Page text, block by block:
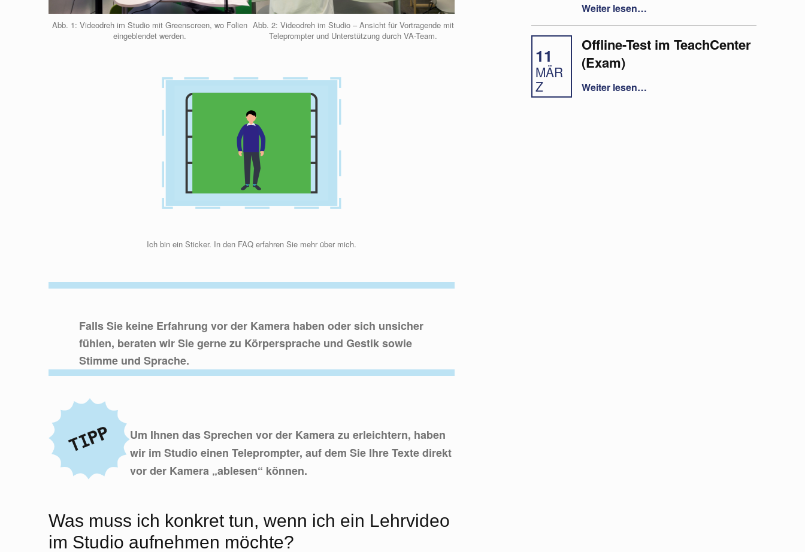
Abb. 1: Videodreh im Studio mit Greenscreen, wo Folien
eingeblendet werden.
Abb. 2: Videodreh im Studio – Ansicht für Vortragende mit
Teleprompter und Unterstützung durch VA-Team.
Ich bin ein Sticker. In den FAQ erfahren Sie mehr über mich.
Falls Sie keine Erfahrung vor der Kamera haben oder sich unsicher
fühlen, beraten wir Sie gerne zu Körpersprache und Gestik sowie
Stimme und Sprache.
Um Ihnen das Sprechen vor der Kamera zu erleichtern, haben
wir im Studio einen Teleprompter, auf dem Sie Ihre Texte direkt
vor der Kamera „ablesen“ können.
Was muss ich konkret tun, wenn ich ein Lehrvideo
im Studio aufnehmen möchte?
Weiter lesen…
11
MÄR
Z
Offline-Test im TeachCenter
(Exam)
Weiter lesen…